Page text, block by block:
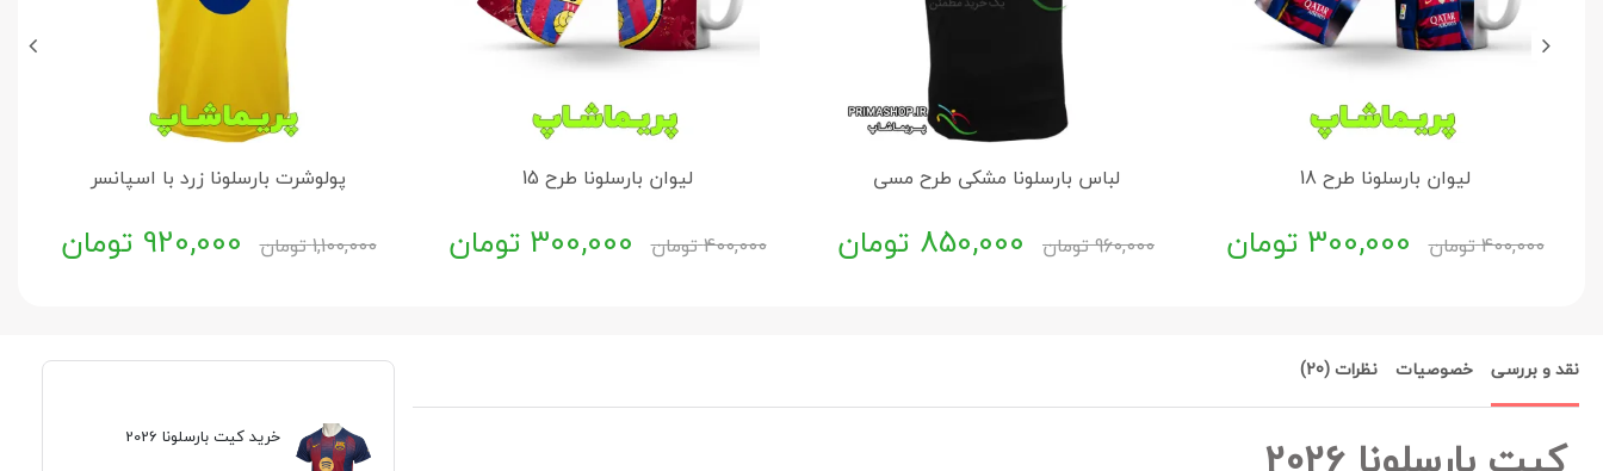
لیوان بارسلونا طرح 18
400,000تومان 300,000 تومان
لباس بارسلونا مشکی طرح مسی
960,000تومان 850,000 تومان
لیوان بارسلونا طرح 15
400,000تومان 300,000 تومان
پولوشرت بارسلونا زرد با اسپانسر
1,100,000تومان 920,000 تومان
نقد و بررسی خصوصیات نظرات (20)
خرید کیت بارسلونا 2026